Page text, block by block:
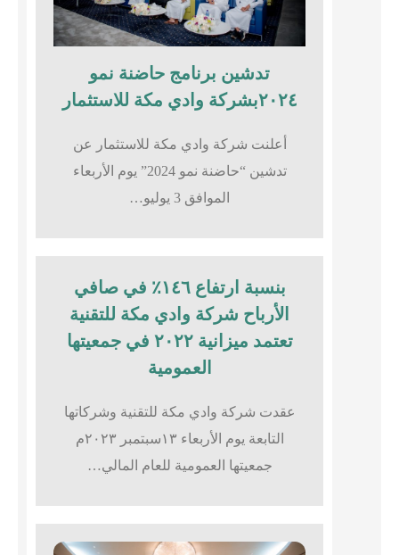
تدشين برنامج حاضنة نمو
٢٠٢٤بشركة وادي مكة للاستثمار
أعلنت شركة وادي مكة للاستثمار عن
تدشين “حاضنة نمو 2024” يوم الأربعاء
الموافق 3 يوليو…
بنسبة ارتفاع ١٤٦٪؜ في صافي
الأرباح شركة وادي مكة للتقنية
تعتمد ميزانية ٢٠٢٢ في جمعيتها
العمومية
عقدت شركة وادي مكة للتقنية وشركاتها
التابعة يوم الأربعاء ١٣سبتمبر ٢٠٢٣م
جمعيتها العمومية للعام المالي…